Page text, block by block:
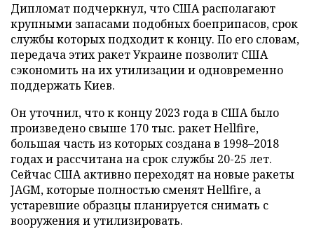
Дипломат подчеркнул, что США располагают
крупными запасами подобных боеприпасов, срок
службы которых подходит к концу. По его словам,
передача этих ракет Украине позволит США
сэкономить на их утилизации и одновременно
поддержать Киев.
Он уточнил, что к концу 2023 года в США было
произведено свыше 170 тыс. ракет Hellfire,
большая часть из которых создана в 1998–2018
годах и рассчитана на срок службы 20-25 лет.
Сейчас США активно переходят на новые ракеты
JAGM, которые полностью сменят Hellfire, а
устаревшие образцы планируется снимать с
вооружения и утилизировать.